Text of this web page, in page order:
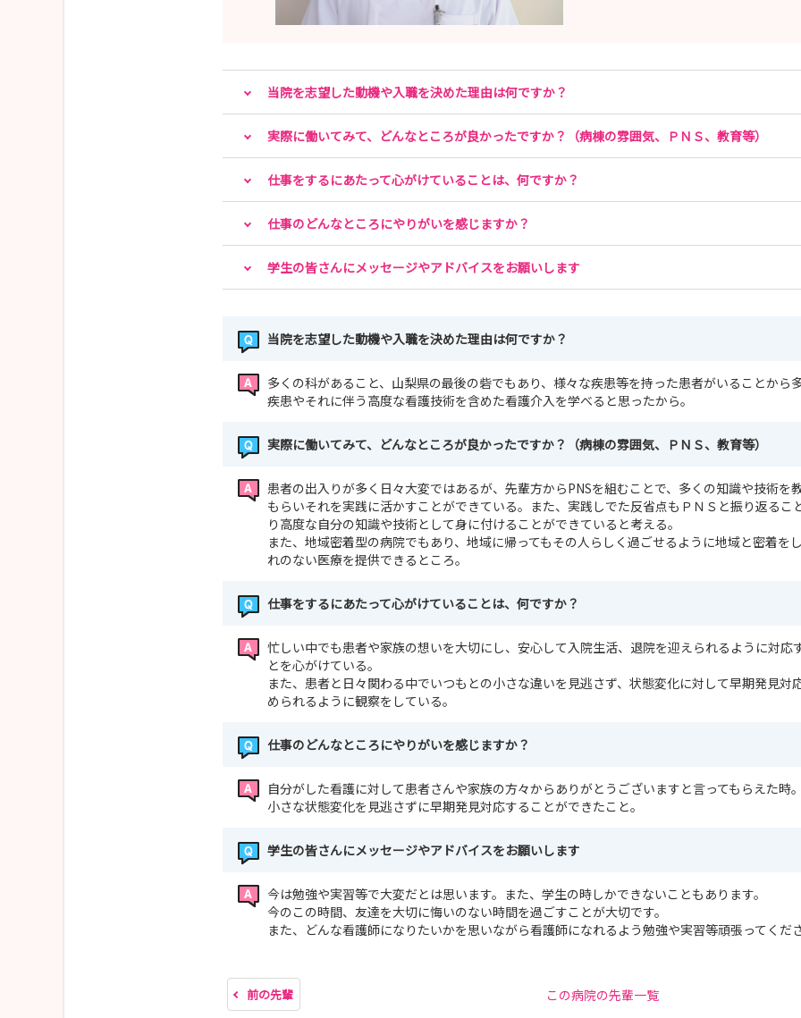
当院を志望した動機や入職を決めた理由は何ですか？
実際に働いてみて、どんなところが良かったですか？（病棟の雰囲気、ＰＮＳ、教育等）
仕事をするにあたって心がけていることは、何ですか？
仕事のどんなところにやりがいを感じますか？
学生の皆さんにメッセージやアドバイスをお願いします
当院を志望した動機や入職を決めた理由は何ですか？
多くの科があること、山梨県の最後の砦でもあり、様々な疾患等を持った患者がいることから
疾患やそれに伴う高度な看護技術を含めた看護介入を学べると思ったから。
実際に働いてみて、どんなところが良かったですか？（病棟の雰囲気、ＰＮＳ、教育等）
患者の出入りが多く日々大変ではあるが、先輩方からPNSを組むことで、多くの知識や技術を
もらいそれを実践に活かすことができている。また、実践しでた反省点もＰＮＳと振り返るこ
り高度な自分の知識や技術として身に付けることができていると考える。
また、地域密着型の病院でもあり、地域に帰ってもその人らしく過ごせるように地域と密着を
れのない医療を提供できるところ。
仕事をするにあたって心がけていることは、何ですか？
忙しい中でも患者や家族の想いを大切にし、安心して入院生活、退院を迎えられるように対応
とを心がけている。
また、患者と日々関わる中でいつもとの小さな違いを見逃さず、状態変化に対して早期発見対
められるように観察をしている。
仕事のどんなところにやりがいを感じますか？
自分がした看護に対して患者さんや家族の方々からありがとうございますと言ってもらえた時
小さな状態変化を見逃さずに早期発見対応することができたこと。
学生の皆さんにメッセージやアドバイスをお願いします
今は勉強や実習等で大変だとは思います。また、学生の時しかできないこともあります。
今のこの時間、友達を大切に悔いのない時間を過ごすことが大切です。
また、どんな看護師になりたいかを思いながら看護師になれるよう勉強や実習等頑張ってくだ
前の先輩 この病院の先輩一覧